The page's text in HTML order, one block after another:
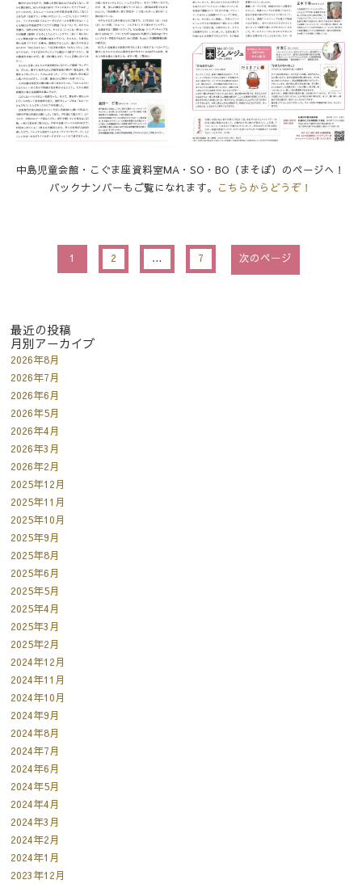
中島児童会館・こぐま座資料室MA・SO・BO（まそぼ）のページへ！
バックナンバーもご覧になれます。 こちらからどうぞ！
1 2 … 7 次のページ
最近の投稿
月別アーカイブ
2026年8月
2026年7月
2026年6月
2026年5月
2026年4月
2026年3月
2026年2月
2025年12月
2025年11月
2025年10月
2025年9月
2025年8月
2025年6月
2025年5月
2025年4月
2025年3月
2025年2月
2024年12月
2024年11月
2024年10月
2024年9月
2024年8月
2024年7月
2024年6月
2024年5月
2024年4月
2024年3月
2024年2月
2024年1月
2023年12月